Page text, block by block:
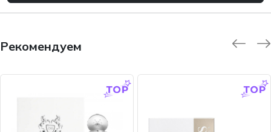
Рекомендуем